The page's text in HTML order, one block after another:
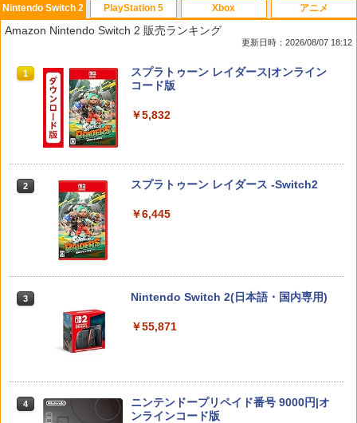
Nintendo Switch 2
Amazon Nintendo Switch 2 販売ランキング
更新日時：2026/08/07 18:12
1
スプラトゥーン レイダース|オンライン
コード版
￥5,832
2 スプラトゥーン レイダース -Switch2
￥6,445
3 Nintendo Switch 2(日本語・国内専用)
￥55,871
4
ニンテンドープリペイド番号 9000円|オ
ンラインコード版
PlayStation 5 Xbox アニメ